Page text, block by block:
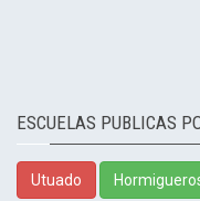
ESCUELAS PUBLICAS
Utuado